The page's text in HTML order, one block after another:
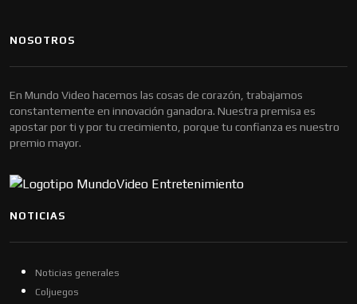
NOSOTROS
En Mundo Video hacemos las cosas de corazón, trabajamos
constantemente en innovación ganadora. Nuestra premisa es
apostar por ti y por tu crecimiento, porque tu confianza es nuestro
premio mayor.
NOTICIAS
Noticias generales
Coljuegos